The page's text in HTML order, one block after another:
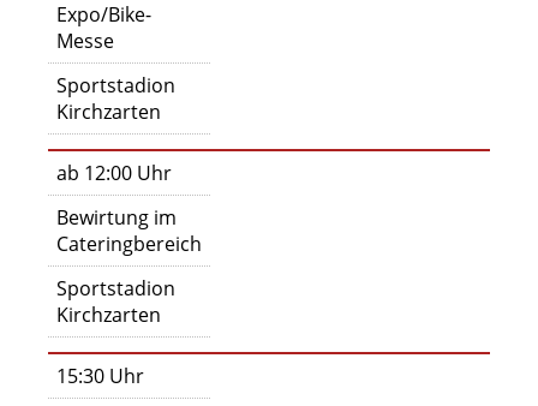
Expo/Bike-
Messe
Sportstadion
Kirchzarten
ab 12:00 Uhr
Bewirtung im
Cateringbereich
Sportstadion
Kirchzarten
15:30 Uhr